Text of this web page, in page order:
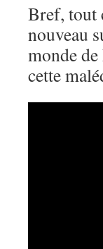
Bref, tout
nouveau
monde
cette